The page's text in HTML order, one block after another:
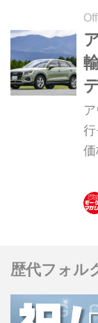
歴代フォル